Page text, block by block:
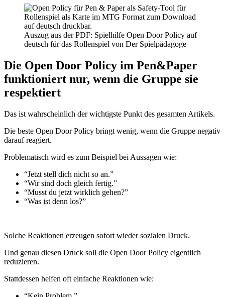
Auszug aus der PDF: Spielhilfe Open Door Policy auf
deutsch für das Rollenspiel von Der Spielpädagoge
Die Open Door Policy im Pen&Paper
funktioniert nur, wenn die Gruppe sie
respektiert
Das ist wahrscheinlich der wichtigste Punkt des gesamten Artikels.
Die beste Open Door Policy bringt wenig, wenn die Gruppe negativ
darauf reagiert.
Problematisch wird es zum Beispiel bei Aussagen wie:
“Jetzt stell dich nicht so an.”
“Wir sind doch gleich fertig.”
“Musst du jetzt wirklich gehen?”
“Was ist denn los?”
Solche Reaktionen erzeugen sofort wieder sozialen Druck.
Und genau diesen Druck soll die Open Door Policy eigentlich
reduzieren.
Stattdessen helfen oft einfache Reaktionen wie: